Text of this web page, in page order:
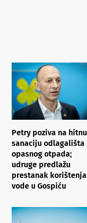
Petry poziva na hitnu
sanaciju odlagališta
opasnog otpada;
udruge predlažu
prestanak korištenja
vode u Gospiću